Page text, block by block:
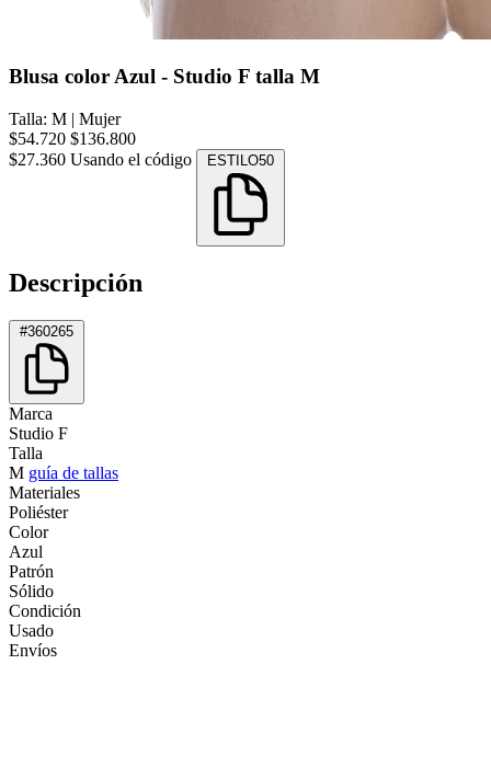
Blusa color Azul - Studio F talla M
Talla: M | Mujer
$54.720 $136.800
$27.360 Usando el código ESTILO50
Descripción
#360265
Marca
Studio F
Talla
M guía de tallas
Materiales
Poliéster
Color
Azul
Patrón
Sólido
Condición
Usado
Envíos